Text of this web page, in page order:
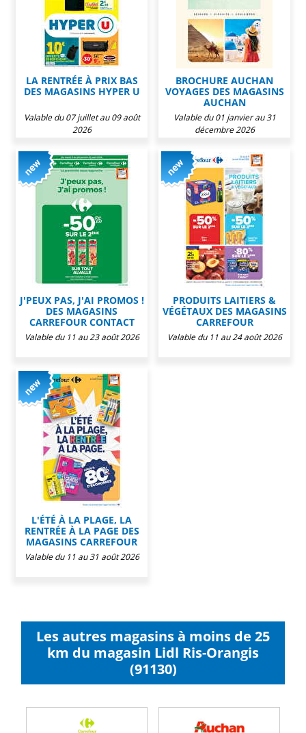
LA RENTRÉE À PRIX BAS
DES MAGASINS HYPER U
Valable du 07 juillet au 09 août
2026
BROCHURE AUCHAN
VOYAGES DES MAGASINS
AUCHAN
Valable du 01 janvier au 31
décembre 2026
J'PEUX PAS, J'AI PROMOS !
DES MAGASINS
CARREFOUR CONTACT
Valable du 11 au 23 août 2026
PRODUITS LAITIERS &
VÉGÉTAUX DES MAGASINS
CARREFOUR
Valable du 11 au 24 août 2026
L'ÉTÉ À LA PLAGE, LA
RENTRÉE À LA PAGE DES
MAGASINS CARREFOUR
Valable du 11 au 31 août 2026
Les autres magasins à moins de 25
km du magasin Lidl Ris-Orangis
(91130)